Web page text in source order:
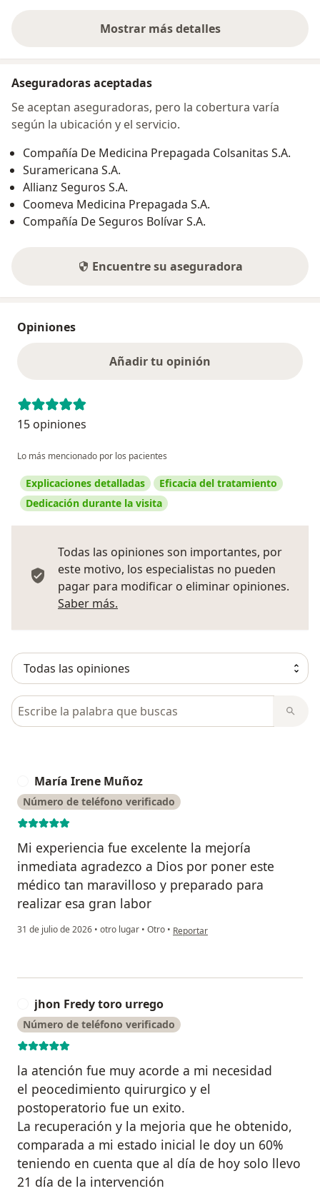
Mostrar más detalles
sobre la dirección
Aseguradoras aceptadas
Se aceptan aseguradoras, pero la cobertura varía
según la ubicación y el servicio.
Compañía De Medicina Prepagada Colsanitas S.A.
Suramericana S.A.
Allianz Seguros S.A.
Coomeva Medicina Prepagada S.A.
Compañía De Seguros Bolívar S.A.
Encuentre su aseguradora
Opiniones
Añadir tu opinión
15 opiniones
Lo más mencionado por los pacientes
Explicaciones detalladas
Eficacia del tratamiento
Dedicación durante la visita
Todas las opiniones son importantes, por
este motivo, los especialistas no pueden
pagar para modificar o eliminar opiniones.
Saber más.
Busca en opiniones
María Irene Muñoz
Número de teléfono verificado
Mi experiencia fue excelente la mejoría
inmediata agradezco a Dios por poner este
médico tan maravilloso y preparado para
realizar esa gran labor
31 de julio de 2026 • otro lugar • Otro • en opinión del usuario María Irene
Reportar
jhon Fredy toro urrego
Número de teléfono verificado
la atención fue muy acorde a mi necesidad
el peocedimiento quirurgico y el
postoperatorio fue un exito.
La recuperación y la mejoria que he obtenido,
comparada a mi estado inicial le doy un 60%
teniendo en cuenta que al día de hoy solo llevo
21 día de la intervención